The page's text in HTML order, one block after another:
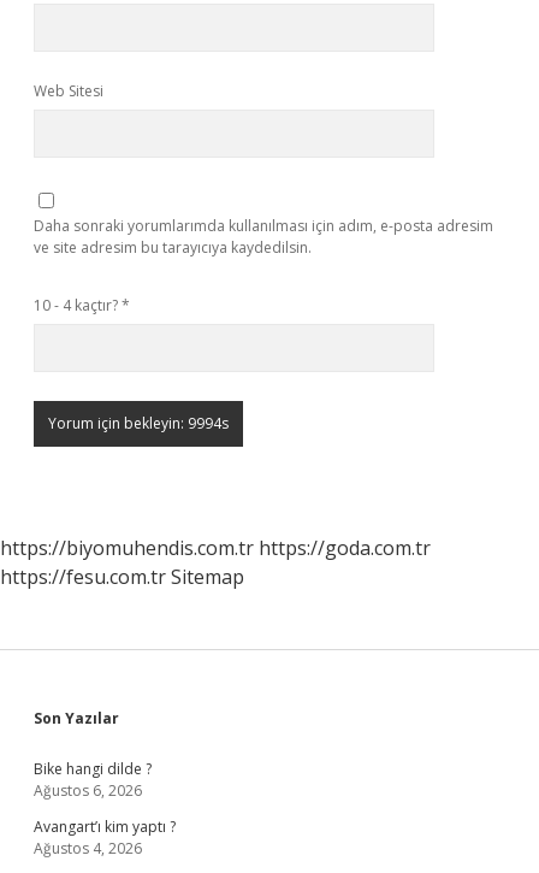
Web Sitesi
Daha sonraki yorumlarımda kullanılması için adım, e-posta adresim
ve site adresim bu tarayıcıya kaydedilsin.
10 - 4 kaçtır?*
https://biyomuhendis.com.tr https://goda.com.tr
https://fesu.com.trSitemap
Sidebar
Son Yazılar
Bike hangi dilde ?
Ağustos 6, 2026
Avangart’ı kim yaptı ?
Ağustos 4, 2026